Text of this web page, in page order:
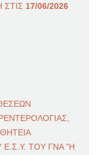
ΣΤΙΣ 17/06/2026
Ε.Σ.Υ. ΤΟΥ ΓΝΑ "Η